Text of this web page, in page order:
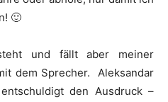
🙂
und fällt aber meiner
dem Sprecher. Aleksandar
den Ausdruck –